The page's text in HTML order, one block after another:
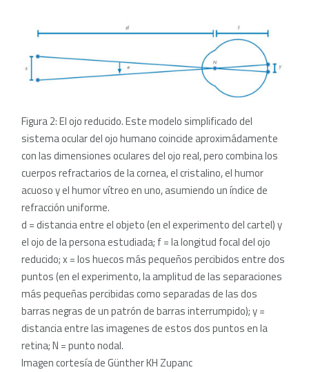
​Figura 2: El ojo reducido. Este modelo simplificado del
sistema ocular del ojo humano coincide aproximádamente
con las dimensiones oculares del ojo real, pero combina los
cuerpos refractarios de la cornea, el cristalino, el humor
acuoso y el humor vítreo en uno, asumiendo un índice de
refracción uniforme.
d = distancia entre el objeto (en el experimento del cartel) y
el ojo de la persona estudiada; f = la longitud focal del ojo
reducido; x = los huecos más pequeños percibidos entre dos
puntos (en el experimento, la amplitud de las separaciones
más pequeñas percibidas como separadas de las dos
barras negras de un patrón de barras interrumpido); y =
distancia entre las imagenes de estos dos puntos en la
retina; N = punto nodal.
Imagen cortesía de Günther KH Zupanc